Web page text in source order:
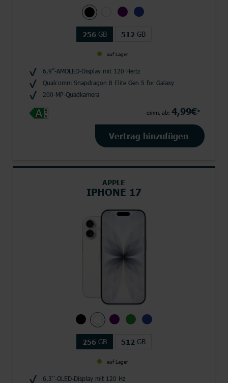
256 GB 512 GB
auf Lager
6,9”-AMOLED-Display mit 120 Hertz
Qualcomm Snapdragon 8 Elite Gen 5 for Galaxy
200-MP-Quadkamera
einm. ab: 4,99€*
Vertrag hinzufügen
APPLE
IPHONE 17
256 GB 512 GB
auf Lager
6,3’’-OLED-Display mit 120 Hz